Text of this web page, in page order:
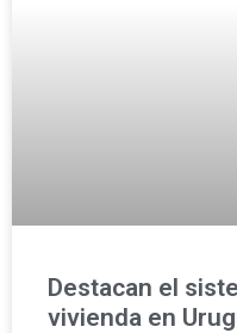
Destacan el
vivienda en